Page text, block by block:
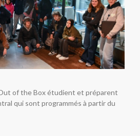
of the Box étudient et préparent
qui sont programmés à partir du